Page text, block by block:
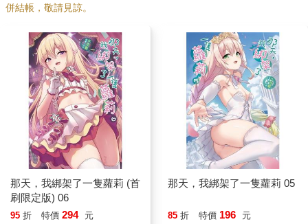
併結帳，敬請見諒。
那天，我綁架了一隻蘿莉 (首
刷限定版) 06
95 折 特價 294 元
那天，我綁架了一隻蘿莉 05
85 折 特價 196 元